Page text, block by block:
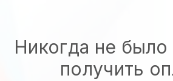
Никогда не было
получить